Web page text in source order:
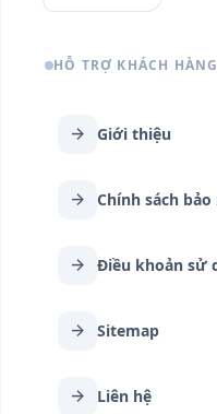
HỖ TRỢ KHÁCH HÀNG
arrow_forward Giới thiệu
arrow_forward Chính sách
arrow_forward Điều khoản sử
arrow_forward Sitemap
arrow_forward Liên hệ